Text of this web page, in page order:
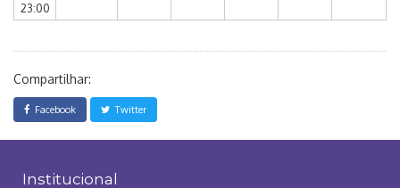
23:00
Compartilhar:
Facebook Twitter
Institucional